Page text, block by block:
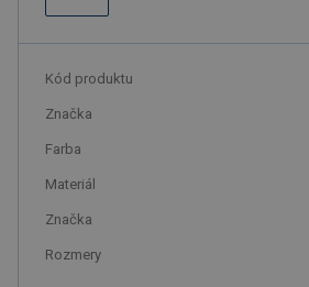
Kód produktu
Značka
Farba
Materiál
Značka
Rozmery